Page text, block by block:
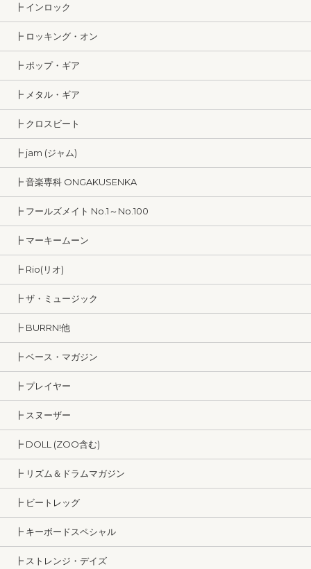
┣ インロック
┣ ロッキング・オン
┣ ポップ・ギア
┣ メタル・ギア
┣ クロスビート
┣ jam (ジャム)
┣ 音楽専科 ONGAKUSENKA
┣ フールズメイト No.1～No.100
┣ マーキームーン
┣ Rio(リオ)
┣ ザ・ミュージック
┣ BURRN!他
┣ ベース・マガジン
┣ プレイヤー
┣ スヌーザー
┣ DOLL (ZOO含む)
┣ リズム＆ドラムマガジン
┣ ビートレッグ
┣ キーボードスペシャル
┣ ストレンジ・デイズ